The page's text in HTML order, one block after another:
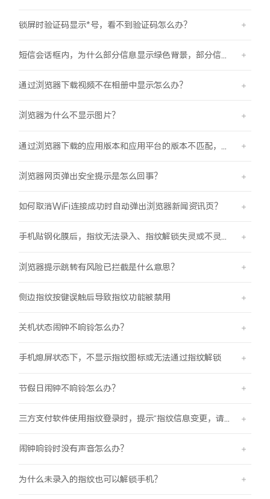
锁屏时验证码显示*号，看不到验证码怎么办？
通过浏览器下载视频不在相册中显示怎么办？
浏览器为什么不显示图片？
浏览器网页弹出安全提示是怎么回事？
如何取消WiFi连接成功时自动弹出浏览器新闻资讯页？
手机贴钢化膜后，指纹无法录入、指纹解锁失灵或不灵敏。
浏览器提示跳转有风险已拦截是什么意思？
侧边指纹按键误触后导致指纹功能被禁用
关机状态闹钟不响铃怎么办？
手机熄屏状态下，不显示指纹图标或无法通过指纹解锁
节假日闹钟不响铃怎么办？
闹钟响铃时没有声音怎么办？
为什么未录入的指纹也可以解锁手机？